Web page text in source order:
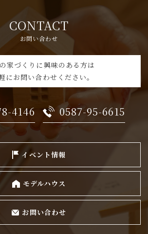
CONTACT
お問い合わせ
家づくりに興味のある方は
にお問い合わせください。
4146 0587-95-6615
イベント情報
モデルハウス
お問い合わせ